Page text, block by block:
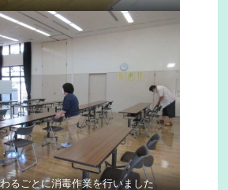
るごとに消毒作業を行いました